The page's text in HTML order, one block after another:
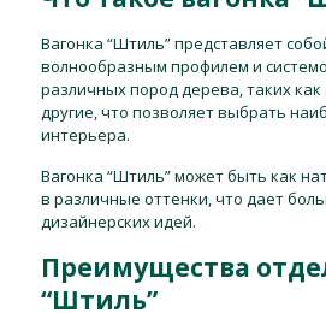
Вагонка “Штиль” представляет
волнообразным профилем и
различных пород дерева, таких как
другие, что позволяет выбрать
интерьера.
Вагонка “Штиль” может быть как
в различные оттенки, что дает
дизайнерских идей.
Преимущества
“Штиль”